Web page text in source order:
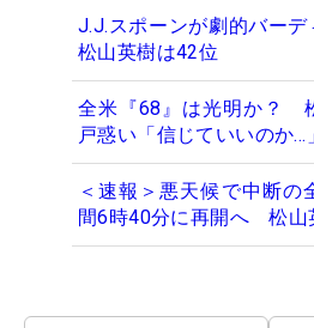
J.J.スポーンが劇的バー
松山英樹は42位
全米『68』は光明か？
戸惑い「信じていいのか…」
＜速報＞悪天候で中断の
間6時40分に再開へ 松山